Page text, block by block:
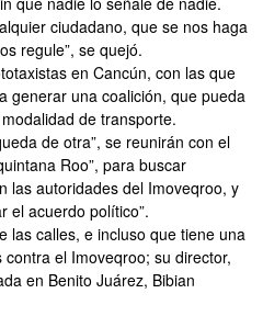
ciudadano, que se nos haga
regule”, se quejó.
en Cancún, con las que
generar una coalición, que pueda
de transporte.
de otra”, se reunirán con el
Roo”, para buscar
las autoridades del Imoveqroo, y
el acuerdo político”.
las calles, e incluso que tiene una
el Imoveqroo; su director,
en Benito Juárez, Bibian